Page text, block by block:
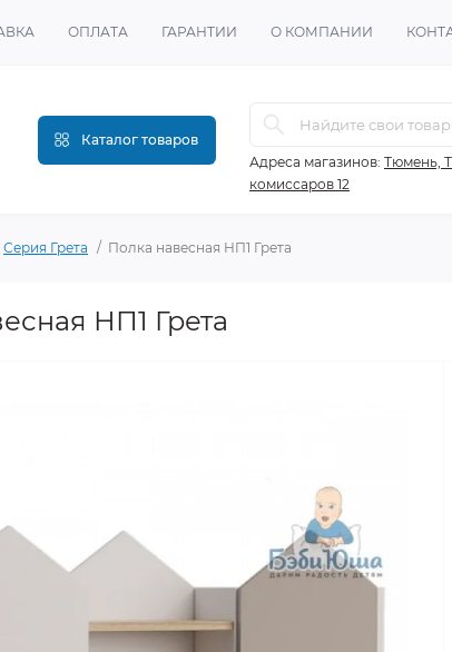
ОПЛАТА ГАРАНТИИ О КОМПАНИИ
Каталог товаров
Адреса магазинов: Тюмень,
комиссаров 12
Серия Грета Полка навесная НП1 Грета
НП1 Грета